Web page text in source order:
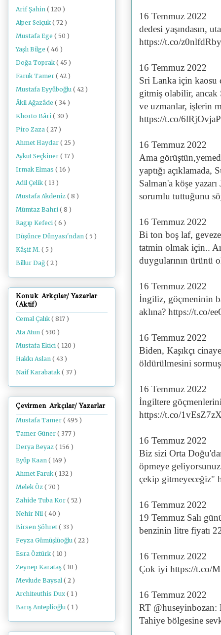
16 Temmuz 2022
dedesi yaşındasın,
https://t.co/
16 Temmuz 2022
Sri Lanka için kaosu
gitmiş olabilir, ancak
ve uzmanlar, işlerin
https://t.co/
16 Temmuz 2022
Ama
yaptığı
Salman'a köşe
sorumlu tuttuğunu
16 Temmuz 2022
Bi ton boş laf,
tatmin olmak için..
duygularının ürünü
16 Temmuz 2022
İngiliz, göçmeninin
aklına? https://t.co/
16 Temmuz 2022
Biden, Kaşıkçı
öldürülmesini
16 Temmuz 2022
İngiltere
https://t.co/
16 Temmuz 2022
Biz sizi Orta
öpmeye
çekip gitmeyeceğiz"
16 Temmuz 2022
19 Temmuz Salı
benzinin litre fiyatı
16 Temmuz 2022
Çok iyi https://t.co/
16 Temmuz 2022
RT @huseyinbozan:
Tahiye bölgesine
Arif Şahin ( 120 )
Alper Selçuk ( 72 )
Mustafa Ege ( 50 )
Yaşlı Bilge ( 46 )
Doğa Toprak ( 45 )
Faruk Tamer ( 42 )
Mustafa Eyyüboğlu ( 42 )
Âkil Ağazâde ( 34 )
Khorto Bâri ( 30 )
Piro Zaza ( 27 )
Ahmet Haydar ( 25 )
Aykut Seçkiner ( 17 )
Irmak Elmas ( 16 )
Adil Çelik ( 13 )
Mustafa Akdeniz ( 8 )
Mümtaz Bahri ( 8 )
Ragıp Kefeci ( 6 )
Düşünce Dünyası'ndan ( 5 )
Kâşif M. ( 5 )
Billur Dağ ( 2 )
Konuk Arkçılar/ Yazarlar
(Aktif)
Cemal Çalık( 817 )
Ata Atun ( 530 )
Mustafa Ekici ( 120 )
Hakkı Aslan ( 43 )
Naif Karabatak( 37 )
Çevirmen Arkçılar/ Yazarlar
Mustafa Tamer ( 495 )
Tamer Güner ( 377 )
Derya Beyaz ( 156 )
Eyüp Kaan ( 149 )
Ahmet Faruk ( 132 )
Melek Öz ( 70 )
Zahide Tuba Kor ( 52 )
Nehir Nil ( 40 )
Birsen Şöhret ( 33 )
Feyza Gümüşlüoğlu ( 22 )
Esra Öztürk ( 10 )
Zeynep Karataş ( 10 )
Mevlude Baysal ( 2 )
Architeuthis Dux ( 1 )
Barış Anteplioğlu ( 1 )